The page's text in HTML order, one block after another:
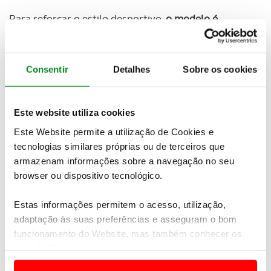
Consentir Detalhes Sobre os cookies
Este website utiliza cookies
Este Website permite a utilização de Cookies e
tecnologias similares próprias ou de terceiros que
armazenam informações sobre a navegação no seu
browser ou dispositivo tecnológico.
Estas informações permitem o acesso, utilização,
adaptação às suas preferências e asseguram o bom
funcionamento do Website, mas também conhecer os
e anúncios de modo a promover produtos e/ou serviços.
Para reforçar o estilo desportivo, o modelo é
complementado por jantes de 21 polegadas.
5) Huawei, complementado com mais detrês
dezenas de sensores, incluindo quatro unidades
ondas milimétricas na dianteira; dois radares
traseiros; 11 câmaras de alta-definição e 12
sensores de estacionamento.